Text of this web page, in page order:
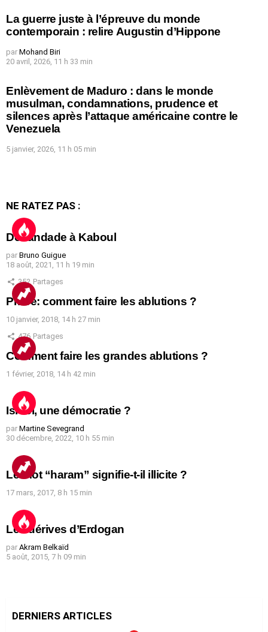
La guerre juste à l’épreuve du monde
contemporain : relire Augustin d’Hippone
par Mohand Biri
20 avril, 2026, 11 h 33 min
Enlèvement de Maduro : dans le monde
musulman, condamnations, prudence et
silences après l’attaque américaine contre le
Venezuela
5 janvier, 2026, 11 h 05 min
NE RATEZ PAS :
Débandade à Kaboul
par Bruno Guigue
18 août, 2021, 11 h 19 min
352 Partages
Prière: comment faire les ablutions ?
10 janvier, 2018, 14 h 27 min
476 Partages
Comment faire les grandes ablutions ?
1 février, 2018, 14 h 42 min
Israël, une démocratie ?
par Martine Sevegrand
30 décembre, 2022, 10 h 55 min
Le mot “haram” signifie-t-il illicite ?
17 mars, 2017, 8 h 15 min
Les dérives d’Erdogan
par Akram Belkaïd
5 août, 2015, 7 h 09 min
DERNIERS ARTICLES